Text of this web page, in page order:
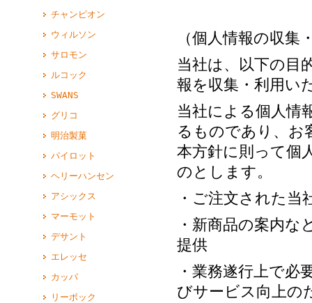
チャンピオン
ウィルソン
サロモン
ルコック
SWANS
グリコ
明治製菓
パイロット
ヘリーハンセン
アシックス
マーモット
デサント
エレッセ
カッパ
リーボック
（個人情報の収集
当社は、以下の目
報を収集・利用い
当社による個人情
るものであり、お
本方針に則って個
のとします。
・ご注文された
・新商品の案内
提供
・業務遂行上で
びサービス向上の